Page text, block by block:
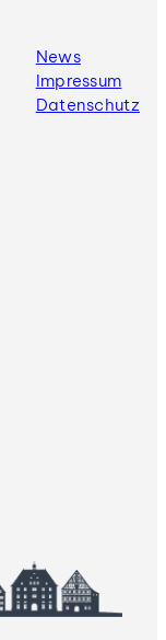
News
Impressum
Datenschutz